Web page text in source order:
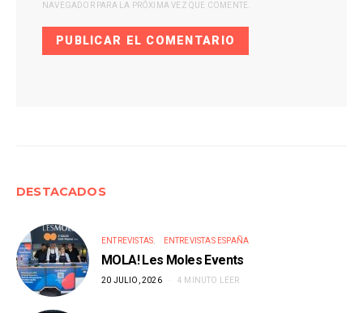
NAVEGADOR PARA LA PRÓXIMA VEZ QUE COMENTE.
DESTACADOS
ENTREVISTAS ENTREVISTAS ESPAÑA
MOLA! Les Moles Events
20 JULIO, 2026 4 MINUTO LEER